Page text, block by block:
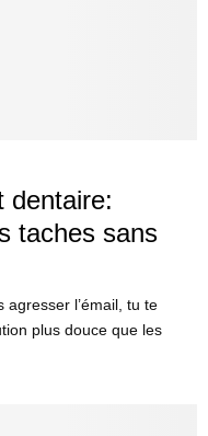
dentaire:
taches sans
l’émail, tu te
plus douce que les